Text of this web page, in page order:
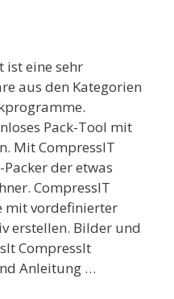
ist eine sehr
aus den Kategorien
Pack-Tool mit
Mit CompressIT
der etwas
CompressIT
mit vordefinierter
erstellen. Bilder und
CompressIt
Anleitung …